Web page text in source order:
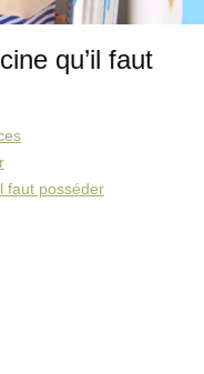
qu’il faut
faut posséder